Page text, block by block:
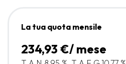
La tua quota mensile
234,93 €/ mese